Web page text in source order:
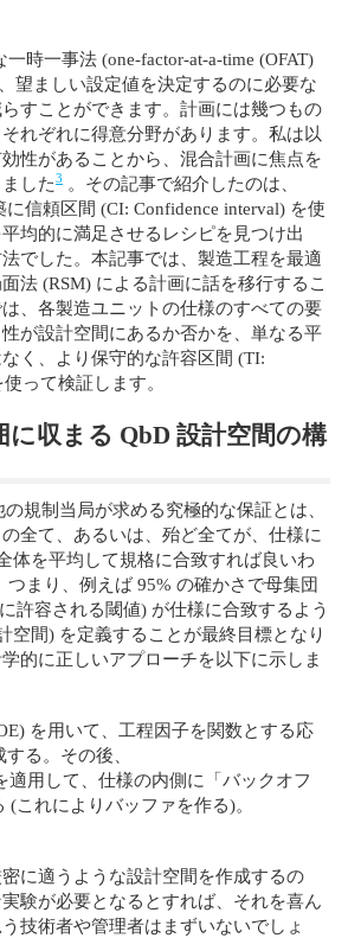
時一事法 (one-factor-at-a-time (OFAT)
望ましい設定値を決定するのに必要な
すことができます。計画には幾つもの
れぞれに得意分野があります。私は以
性があることから、混合計画に焦点を
した3 。その記事で紹介したのは、
信頼区間 (CI: Confidence interval) を使
均的に満足させるレシピを見つけ出
でした。本記事では、製造工程を最適
法 (RSM) による計画に話を移行するこ
、各製造ユニットの仕様のすべての要
が設計空間にあるか否かを、単なる平
く、より保守的な許容区間 (TI:
って検証します。
に収まる QbD 設計空間の構
規制当局が求める究極的な保証とは、
全て、あるいは、殆ど全てが、仕様に
体を平均して規格に合致すれば良いわ
つまり、例えば 95% の確かさで母集団
許容される閾値) が仕様に合致するよう
空間) を定義することが最終目標となり
的に正しいアプローチを以下に示しま
を用いて、工程因子を関数とする応
る。その後、
適用して、仕様の内側に「バックオフ
(これによりバッファを作る)。
に適うような設計空間を作成するの
験が必要となるとすれば、それを喜ん
技術者や管理者はまずいないでしょ